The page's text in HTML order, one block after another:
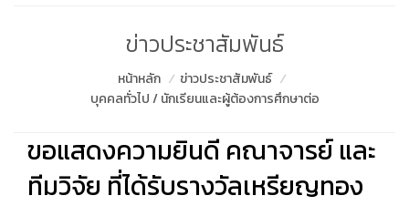
ข่าวประชาสัมพันธ์
หน้าหลัก / ข่าวประชาสัมพันธ์ /
บุคคลทั่วไป / นักเรียนและผู้ต้องการศึกษาต่อ
ขอแสดงความยินดี คณาจารย์ และ
ทีมวิจัย ที่ได้รับรางวัลเหรียญทอง